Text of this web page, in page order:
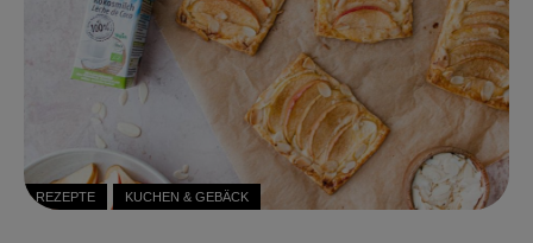
REZEPTE KUCHEN & GEBÄCK